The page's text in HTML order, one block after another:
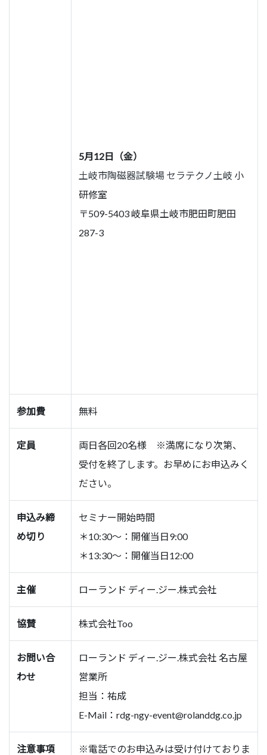
5月12日（金）
土岐市陶磁器試験場 セラテクノ土岐 小
研修室
〒509-5403 岐阜県土岐市肥田町肥田
287-3
参加費 無料
定員
両日各回20名様 ※満席になり次第、
受付を終了します。お早めにお申込みく
ださい。
申込み締
め切り
セミナー開始時間
＊10:30～：開催当日9:00
＊13:30～：開催当日12:00
主催 ローランド ディー.ジー.株式会社
協賛 株式会社Too
お問い合
わせ
ローランド ディー.ジー.株式会社 名古屋
営業所
担当：祐成
E-Mail： rdg-ngy-event@rolanddg.co.jp
注意事項
※電話でのお申込みは受け付けておりま